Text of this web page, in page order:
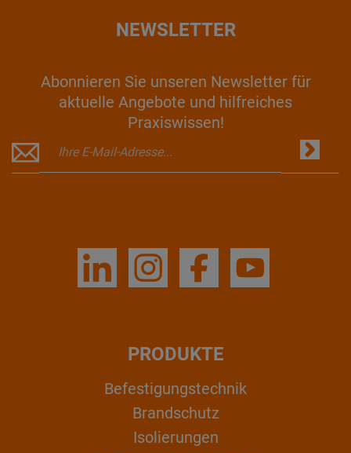
NEWSLETTER
Abonnieren Sie unseren Newsletter für
aktuelle Angebote und hilfreiches
Praxiswissen!
PRODUKTE
Befestigungstechnik
Brandschutz
Isolierungen